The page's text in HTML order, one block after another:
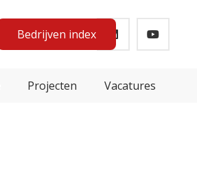
Bedrijven index
Projecten Vacatures